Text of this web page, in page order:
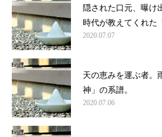
隠された口元、曝け
時代が教えてくれた
2020.07.07
天の恵みを運ぶ者。
神」の系譜。
2020.07.06